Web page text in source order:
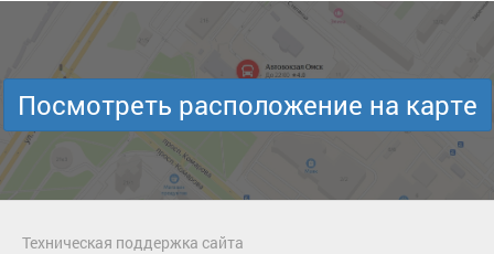
Посмотреть расположение на карте
Техническая поддержка сайта